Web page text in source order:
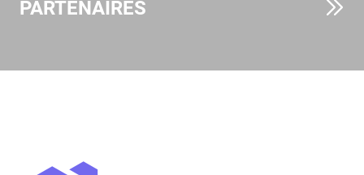
PARTENAIRES